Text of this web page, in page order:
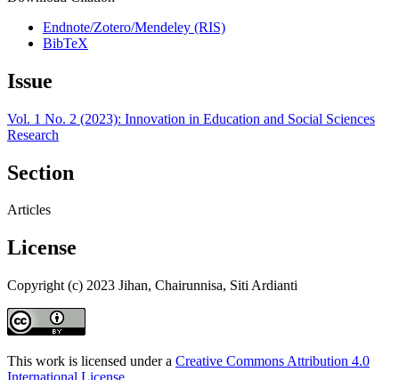
Endnote/Zotero/Mendeley (RIS)
BibTeX
Issue
Vol. 1 No. 2 (2023): Innovation in Education and Social Sciences
Research
Section
Articles
License
Copyright (c) 2023 Jihan, Chairunnisa, Siti Ardianti
This work is licensed under a Creative Commons Attribution 4.0